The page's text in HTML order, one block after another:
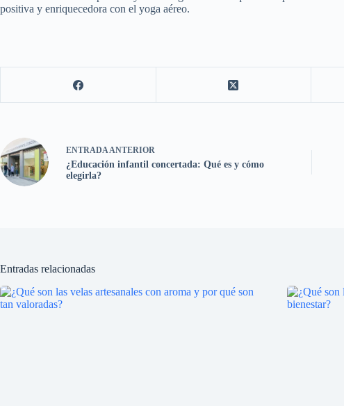
positiva y enriquecedora con el yoga aéreo.
ENTRADA ANTERIOR
¿Educación infantil concertada: Qué es y cómo
elegirla?
Entradas relacionadas